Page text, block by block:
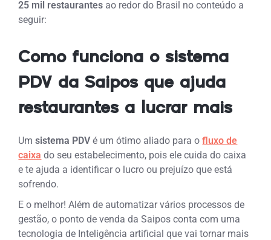
25 mil restaurantes ao redor do Brasil no conteúdo a
seguir:
Como funciona o sistema
PDV da Saipos que ajuda
restaurantes a lucrar mais
Umsistema PDV é um ótimo aliado para ofluxo de
caixa do seu estabelecimento, pois ele cuida do caixa
e te ajuda a identificar o lucro ou prejuízo que está
sofrendo.
E o melhor! Além de automatizar vários processos de
gestão, o ponto de venda da Saipos conta com uma
tecnologia de Inteligência artificial que vai tornar mais